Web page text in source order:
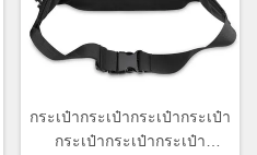
กระเป๋ากระเป๋ากระเป๋ากระเป๋า
กระเป๋ากระเป๋ากระเป๋า